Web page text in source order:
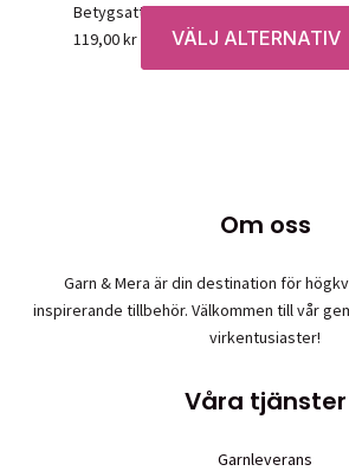
Betygsatt0av 5
119,00kr VÄLJ ALTERNATIV
Om oss
Garn & Mera är din destination för
inspirerande tillbehör. Välkommen till vår
virkentusiaster!
Våra tjänster
Garnleverans